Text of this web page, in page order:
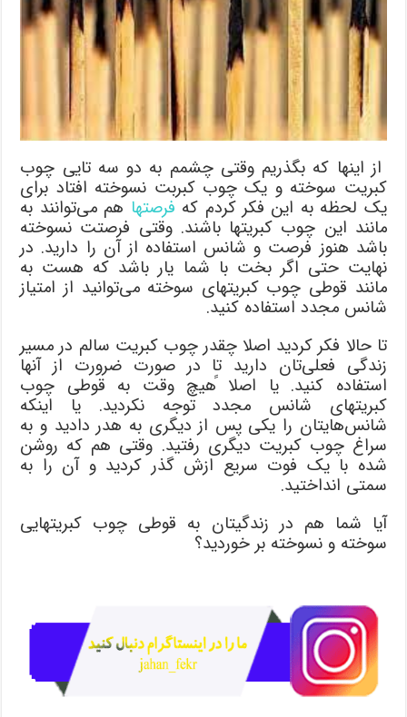
از اینها که بگذریم وقتی چشمم به دو سه تایی چوب
کبریت سوخته و یک چوب کبربت نسوخته افتاد برای
یک لحظه به این فکر کردم که فرصتها هم می‌توانند به
مانند این چوب کبریتها باشند. وقتی فرصتت نسوخته
باشد هنوز فرصت و شانس استفاده از آن را دارید. در
نهایت حتی اگر بخت با شما یار باشد که هست به
مانند قوطی چوب کبریتهای سوخته می‌توانید از امتیاز
شانس مجدد استفاده کنید.
تا حالا فکر کردید اصلا چقدر چوب کبریت سالم در مسیر
زندگی فعلی‌تان دارید تا در صورت ضرورت از آنها
استفاده کنید. یا اصلا ًهیچ وقت به قوطی چوب
کبریتهای شانس مجدد توجه نکردید. یا اینکه
شانس‌هایتان را یکی پس از دیگری به هدر دادید و به
سراغ چوب کبریت دیگری رفتید. وقتی هم که روشن
شده با یک فوت سریع ازش گذر کردید و آن را به
سمتی انداختید.
آیا شما هم در زندگیتان به قوطی چوب کبریتهایی
سوخته و نسوخته بر خوردید؟